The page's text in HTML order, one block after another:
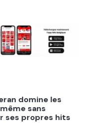
domine les
sans
ses propres hits